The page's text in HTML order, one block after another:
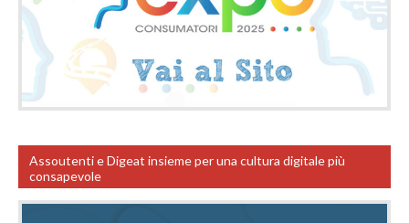
Assoutenti e Digeat insieme per una cultura digitale più
consapevole